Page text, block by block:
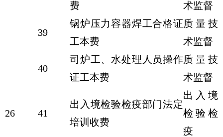
费
术监督
39
锅炉压力容器焊工合格证
工本费
质量技
术监督
40
司炉工、水处理人员操作
证工本费
质量技
术监督
26 41
出入境检验检疫部门法定
培训收费
出入境
检验检
疫